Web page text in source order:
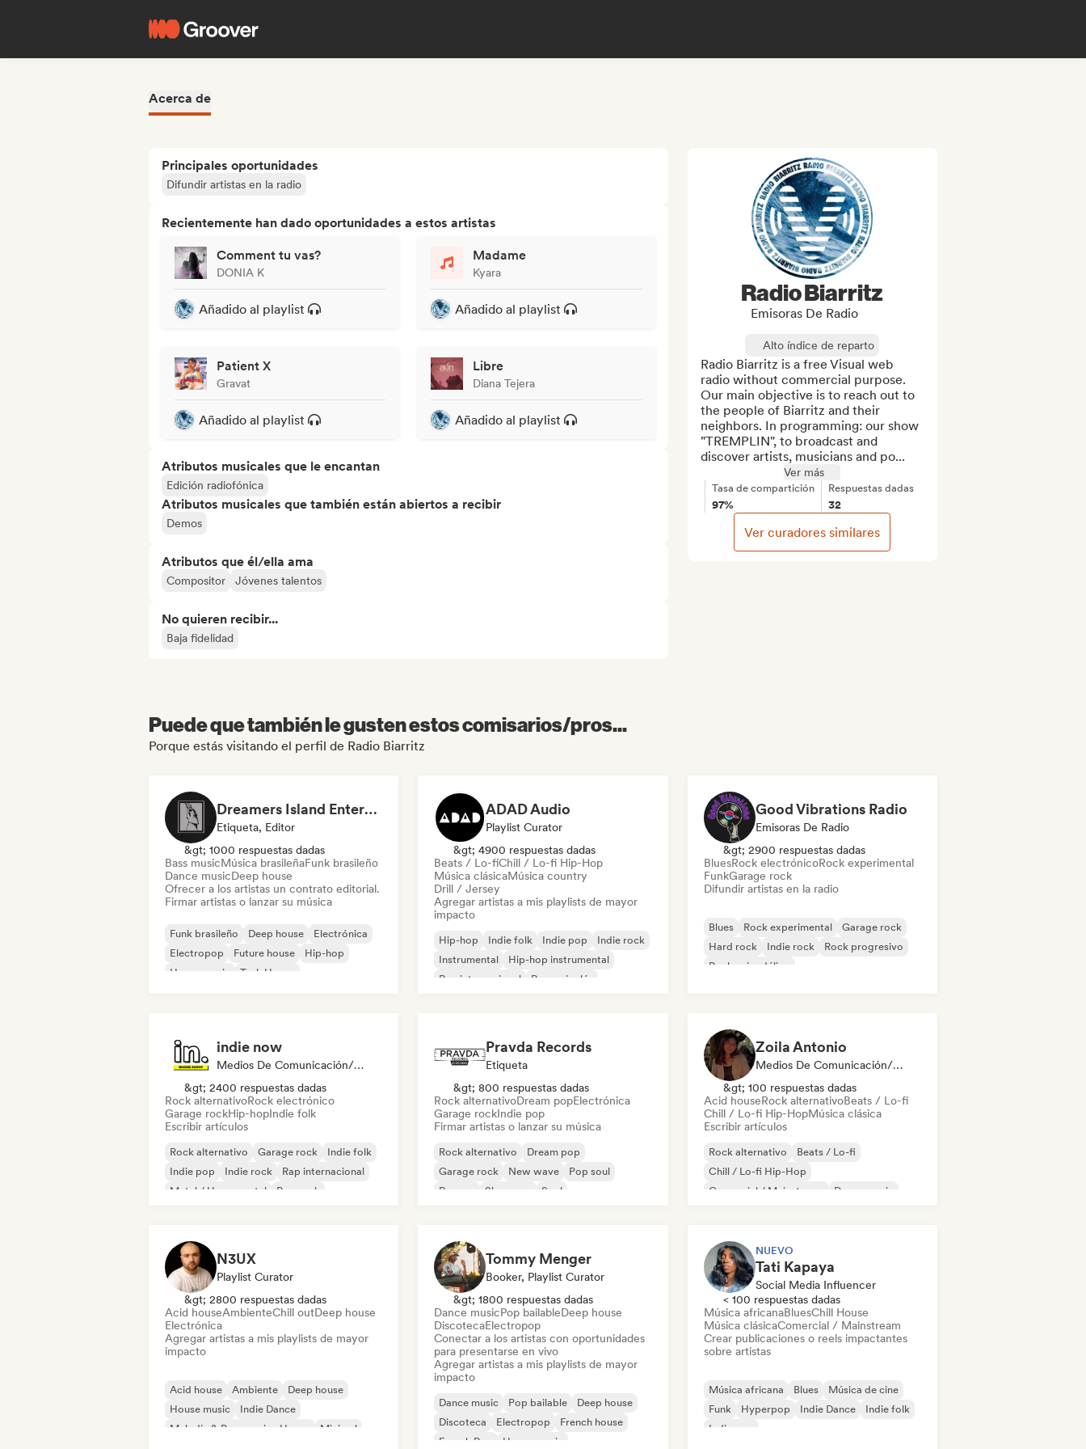
Acerca de
Principales oportunidades
Difundir artistas en la radio
Recientemente han dado oportunidades a estos artistas
Comment tu vas?
DONIA K
Añadido al playlist
Madame
Kyara
Añadido al playlist
Patient X
Gravat
Añadido al playlist
Libre
Diana Tejera
Añadido al playlist
Atributos musicales que le encantan
Edición radiofónica
Atributos musicales que también están abiertos a recibir
Demos
Atributos que él/ella ama
Compositor Jóvenes talentos
No quieren recibir...
Baja fidelidad
Radio Biarritz
Emisoras De Radio
Alto índice de reparto
Radio Biarritz is a free Visual web
radio without commercial purpose.
Our main objective is to reach out to
the people of Biarritz and their
neighbors. In programming: our show
"TREMPLIN", to broadcast and
discover artists, musicians and po...
Ver más
Tasa de compartición
97%
Respuestas dadas
32
Ver curadores similares
Puede que también le gusten estos comisarios/pros...
Porque estás visitando el perfil de Radio Biarritz
Dreamers Island Entertainment
Etiqueta, Editor
&gt; 1000 respuestas dadas
Bass musicMúsica brasileñaFunk brasileño
Dance musicDeep house
Ofrecer a los artistas un contrato editorial.
Firmar artistas o lanzar su música
Funk brasileño Deep house
Electrónica
Electropop
Future house
Hip-hop
House music
Tech House
ADAD Audio
Playlist Curator
&gt; 4900 respuestas dadas
Beats / Lo-fiChill / Lo-fi Hip-Hop
Música clásicaMúsica country
Drill / Jersey
Agregar artistas a mis playlists de mayor
impacto
Hip-hop Indie folk Indie pop
Indie rock
Instrumental
Hip-hop instrumental
Rap internacional
Rap en inglés
Good Vibrations Radio
Emisoras De Radio
&gt; 2900 respuestas dadas
BluesRock electrónicoRock experimental
FunkGarage rock
Difundir artistas en la radio
Blues Rock experimental
Garage rock
Hard rock
Indie rock
Rock progresivo
Rock psicodélico
indie now
Medios De Comunicación/Periodista
&gt; 2400 respuestas dadas
Rock alternativoRock electrónico
Garage rockHip-hopIndie folk
Escribir artículos
Rock alternativo Garage rock
Indie folk
Indie pop
Indie rock
Rap internacional
Metal / Heavy metal
Pop rock
Pravda Records
Etiqueta
&gt; 800 respuestas dadas
Rock alternativoDream popElectrónica
Garage rockIndie pop
Firmar artistas o lanzar su música
Rock alternativo
Dream pop
Garage rock
New wave
Pop soul
Reggae
Shoegaze Soul
Zoila Antonio
Medios De Comunicación/Periodista
&gt; 100 respuestas dadas
Acid houseRock alternativoBeats / Lo-fi
Chill / Lo-fi Hip-HopMúsica clásica
Escribir artículos
Rock alternativo
Beats / Lo-fi
Chill / Lo-fi Hip-Hop
Comercial / Mainstream
Dance music
N3UX
Playlist Curator
&gt; 2800 respuestas dadas
Acid houseAmbienteChill outDeep house
Electrónica
Agregar artistas a mis playlists de mayor
impacto
Acid house Ambiente
Deep house
House music
Indie Dance
Melodic & Progressive House
Minimal
Tommy Menger
Booker, Playlist Curator
&gt; 1800 respuestas dadas
Dance musicPop bailableDeep house
DiscotecaElectropop
Conectar a los artistas con oportunidades
para presentarse en vivo
Agregar artistas a mis playlists de mayor
impacto
Dance music Pop bailable
Deep house
Discoteca
Electropop
French house
French Pop
House music
NUEVO
Tati Kapaya
Social Media Influencer
< 100 respuestas dadas
Música africanaBluesChill House
Música clásicaComercial / Mainstream
Crear publicaciones o reels impactantes
sobre artistas
Música africana Blues
Música de cine
Funk
Hyperpop Indie Dance
Indie folk
Indie pop